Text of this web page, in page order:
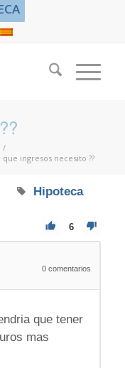
/
que ingresos necesito ??
Hipoteca
6
0 comentarios
que tener
mas